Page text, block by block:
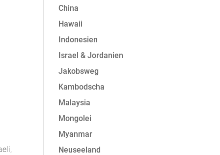
China
Hawaii
Indonesien
Israel & Jordanien
Jakobsweg
Kambodscha
Malaysia
Mongolei
Myanmar
Neuseeland